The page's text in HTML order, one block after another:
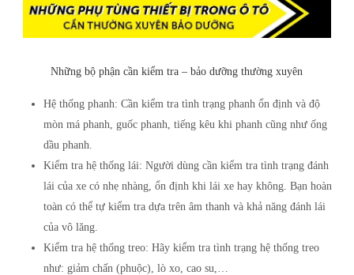
Những bộ phận cần kiểm tra – bảo dưỡng thường xuyên
Hệ thống phanh: Cần kiểm tra tình trạng phanh ổn định và độ
mòn má phanh, guốc phanh, tiếng kêu khi phanh cũng như ống
dầu phanh.
Kiểm tra hệ thống lái: Người dùng cần kiểm tra tình trạng đánh
lái của xe có nhẹ nhàng, ổn định khi lái xe hay không. Bạn hoàn
toàn có thể tự kiểm tra dựa trên âm thanh và khả năng đánh lái
của vô lăng.
Kiểm tra hệ thống treo: Hãy kiểm tra tình trạng hệ thống treo
như: giảm chấn (phuộc), lò xo, cao su,…